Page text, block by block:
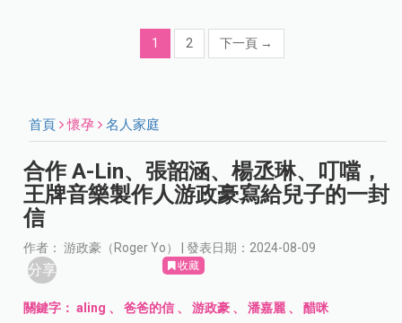
1 2 下一頁 →
首頁 懷孕 名人家庭
合作 A-Lin、張韶涵、楊丞琳、叮噹，
王牌音樂製作人游政豪寫給兒子的一封
信
作者： 游政豪（Roger Yo） | 發表日期：2024-08-09
分享 收藏
關鍵字：aling 、爸爸的信 、游政豪 、潘嘉麗 、醋咪